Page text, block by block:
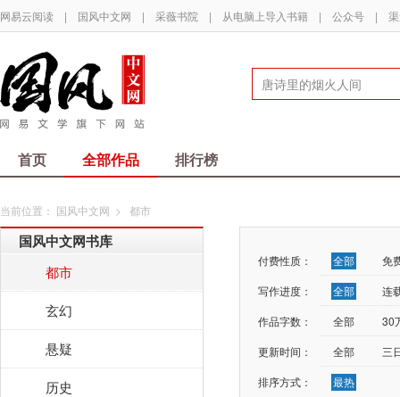
网易云阅读 | 国风中文网 | 采薇书院 | 从电脑上导入书籍 | 公众号 |
首页 全部作品 排行榜
当前位置： 国风中文网 > 都市
国风中文网书库
都市
玄幻
悬疑
历史
付费性质： 全部
免
写作进度：
全部
连
作品字数：
全部
30
更新时间：
全部
三
排序方式：
最热